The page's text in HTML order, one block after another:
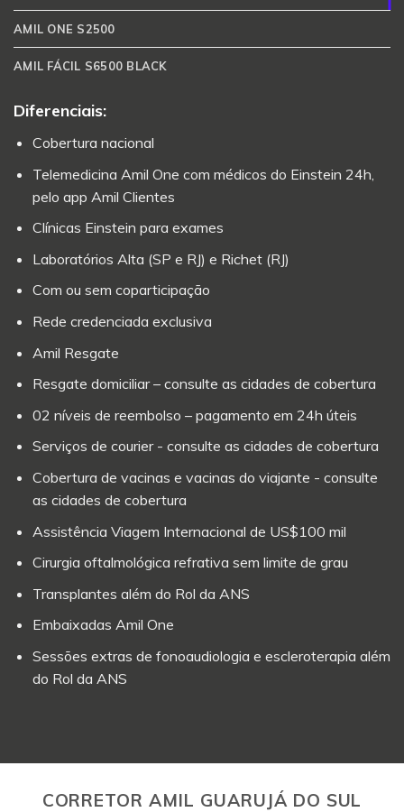
AMIL ONE S2500
AMIL FÁCIL S6500 BLACK
Diferenciais:
Cobertura nacional
Telemedicina Amil One com médicos do Einstein 24h,
pelo app Amil Clientes
Clínicas Einstein para exames
Laboratórios Alta (SP e RJ) e Richet (RJ)
Com ou sem coparticipação
Rede credenciada exclusiva
Amil Resgate
Resgate domiciliar – consulte as cidades de cobertura
02 níveis de reembolso – pagamento em 24h úteis
Serviços de courier - consulte as cidades de cobertura
Cobertura de vacinas e vacinas do viajante - consulte
as cidades de cobertura
Assistência Viagem Internacional de US$100 mil
Cirurgia oftalmológica refrativa sem limite de grau
Transplantes além do Rol da ANS
Embaixadas Amil One
Sessões extras de fonoaudiologia e escleroterapia além
do Rol da ANS
CORRETOR AMIL GUARUJÁ DO SUL